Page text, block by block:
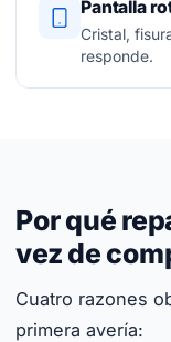
Pantalla
Cristal,
responde.
Por qué
vez de
Cuatro razones
primera avería: